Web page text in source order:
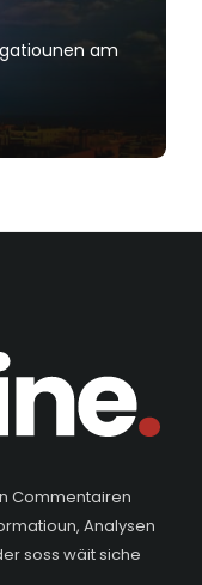
am
Commentairen
Analysen
soss wäit siche